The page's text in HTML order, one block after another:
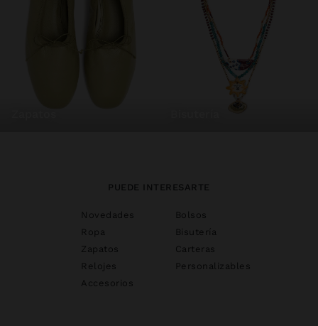
PUEDE INTERESARTE
Novedades
Bolsos
Ropa
Bisutería
Zapatos
Carteras
Relojes
Personalizables
Accesorios